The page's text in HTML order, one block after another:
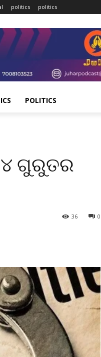
politics politics
POLITICS
୪ ଗୁରୁତର
0
36